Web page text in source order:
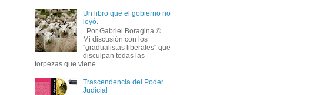
Un libro que el gobierno no
leyó.
Por Gabriel Boragina ©
Mi discusión con los
''gradualistas liberales'' que
disculpan todas las
torpezas que viene ...
Trascendencia del Poder
Judicial